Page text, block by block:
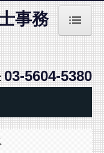
事務
03-5604-5380